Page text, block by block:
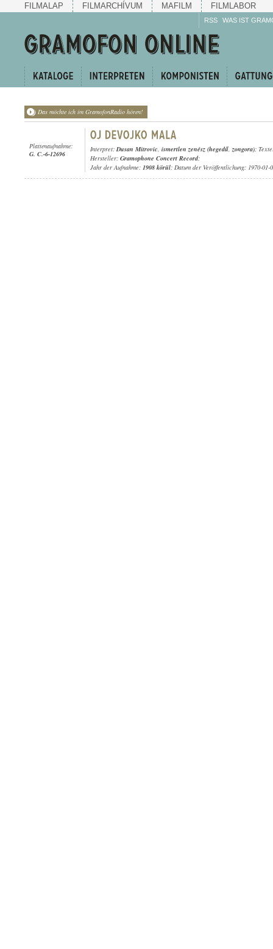
FILMALAP FILMARCHÍVUM MAFILM FILMLABOR
RSS WAS IST
Das möchte ich im GramofonRadio hören!
Plattenaufnahme:
G. C.-6-12696
Interpret:Dusan Mitrovic, ismertlen zenész (hegedű, zongora);
Hersteller: Gramophone Concert Record;
Jahr der Aufnahme: 1908 körül; Datum der Veröffentlichung: 1970-01-